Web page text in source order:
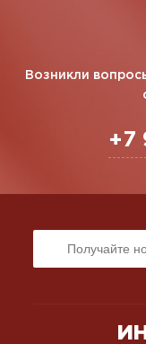
Возникли
+7